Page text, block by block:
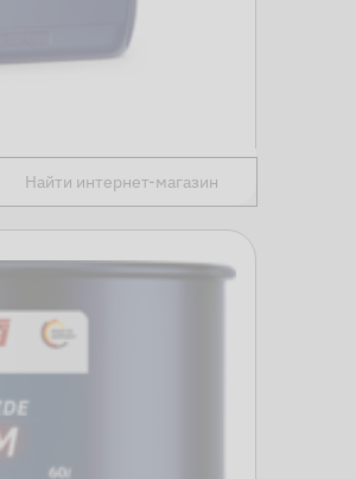
Найти интернет-магазин